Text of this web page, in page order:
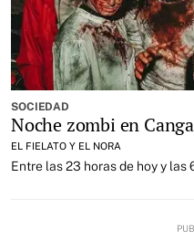
SOCIEDAD
Noche zombi en
EL FIELATO Y EL NORA
Entre las 23 horas de hoy y